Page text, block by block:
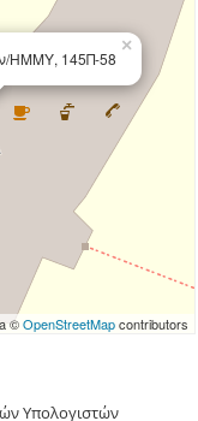
×
ΗΜΜΥ, 145Π-58
©OpenStreetMapcontributors
Υπολογιστών